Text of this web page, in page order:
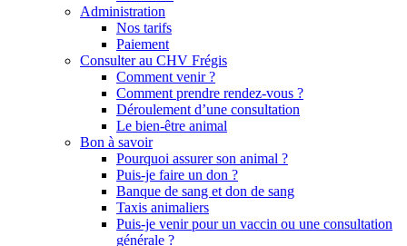
Administration
Nos tarifs
Paiement
Consulter au CHV Frégis
Comment venir ?
Comment prendre rendez-vous ?
Déroulement d’une consultation
Le bien-être animal
Bon à savoir
Pourquoi assurer son animal ?
Puis-je faire un don ?
Banque de sang et don de sang
Taxis animaliers
Puis-je venir pour un vaccin ou une consultation
générale ?